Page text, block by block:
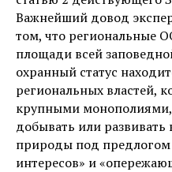
Важнейший довод
том, что региональные
площади всей
охранный статус
региональных властей,
крупными
добывать или развивать
природы под предлогом
интересов» и